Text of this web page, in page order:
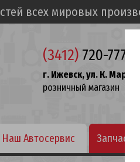
(3412) 720-777
г. Ижевск, ул. К. Маркса,
розничный магазин
всех мировых
Наш Автосервис Запчасти